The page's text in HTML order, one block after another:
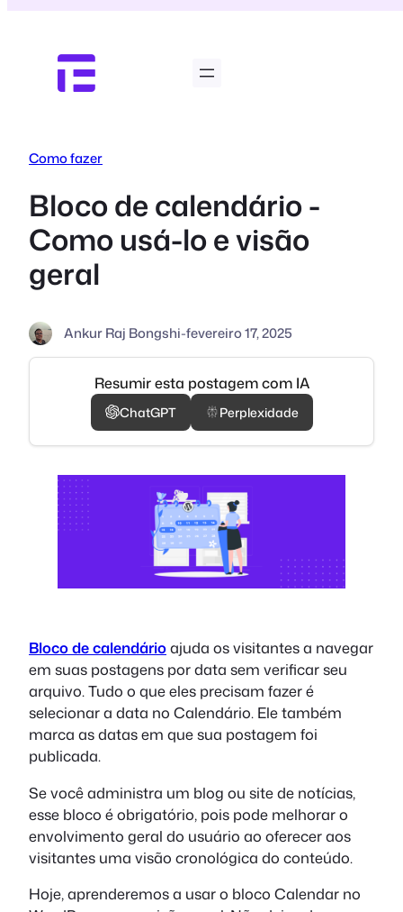
Como fazer
Bloco de calendário -
Como usá-lo e visão
geral
Ankur Raj Bongshi-fevereiro 17, 2025
Resumir esta postagem com IA
ChatGPT Perplexidade
Bloco de calendárioajuda os visitantes a navegar
em suas postagens por data sem verificar seu
arquivo. Tudo o que eles precisam fazer é
selecionar a data no Calendário. Ele também
marca as datas em que sua postagem foi
publicada.
Se você administra um blog ou site de notícias,
esse bloco é obrigatório, pois pode melhorar o
envolvimento geral do usuário ao oferecer aos
visitantes uma visão cronológica do conteúdo.
Hoje, aprenderemos a usar o bloco Calendar no